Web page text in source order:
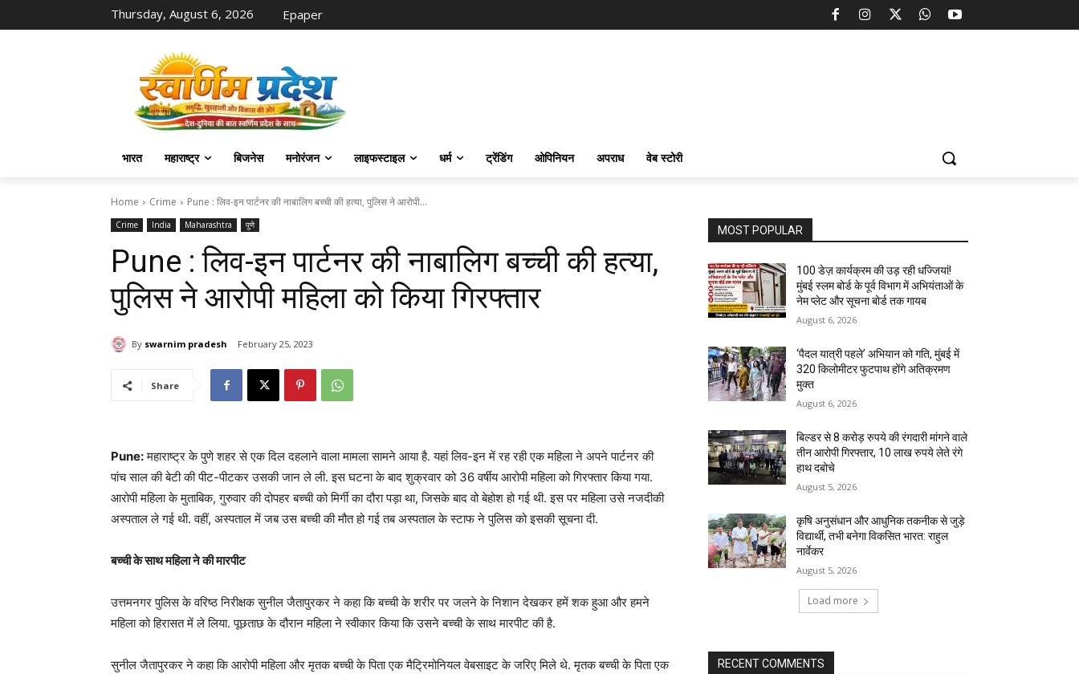
Thursday, August 6, 2026 Epaper
भारत महाराष्ट्र बिजनेस मनोरंजन लाइफस्‍टाइल धर्म ट्रेंडिंग ओपिनियन अपराध वेब स्टोरी
Home Crime Pune : लिव-इन पार्टनर की नाबालिग बच्ची की हत्या, पुलिस ने आरोपी...
Crime India Maharashtra पुणे
Pune : लिव-इन पार्टनर की नाबालिग बच्ची की हत्या,
पुलिस ने आरोपी महिला को किया गिरफ्तार
By swarnim pradesh February 25, 2023
Share
Pune:महाराष्ट्र के पुणे शहर से एक दिल दहलाने वाला मामला सामने आया है. यहां लिव-इन में रह रही एक महिला ने अपने पार्टनर की
पांच साल की बेटी की पीट-पीटकर उसकी जान ले ली. इस घटना के बाद शुक्रवार को 36 वर्षीय आरोपी महिला को गिरफ्तार किया गया.
आरोपी महिला के मुताबिक, गुरुवार की दोपहर बच्ची को मिर्गी का दौरा पड़ा था, जिसके बाद वो बेहोश हो गई थी. इस पर महिला उसे नजदीकी
अस्पताल ले गई थी. वहीं, अस्पताल में जब उस बच्ची की मौत हो गई तब अस्पताल के स्टाफ ने पुलिस को इसकी सूचना दी.
बच्ची के साथ महिला ने की मारपीट
उत्तमनगर पुलिस के वरिष्ठ निरीक्षक सुनील जैतापुरकर ने कहा कि बच्ची के शरीर पर जलने के निशान देखकर हमें शक हुआ और हमने
महिला को हिरासत में ले लिया. पूछताछ के दौरान महिला ने स्वीकार किया कि उसने बच्ची के साथ मारपीट की है.
सुनील जैतापुरकर ने कहा कि आरोपी महिला और मृतक बच्ची के पिता एक मैट्रिमोनियल वेबसाइट के जरिए मिले थे. मृतक बच्ची के पिता एक
MOST POPULAR
100 डेज़ कार्यक्रम की उड़ रही धज्जियां!
मुंबई स्लम बोर्ड के पूर्व विभाग में अभियंताओं के
नेम प्लेट और सूचना बोर्ड तक गायब
August 6, 2026
‘पैदल यात्री पहले’ अभियान को गति, मुंबई में
320 किलोमीटर फुटपाथ होंगे अतिक्रमण
मुक्त
August 6, 2026
बिल्डर से 8 करोड़ रुपये की रंगदारी मांगने वाले
तीन आरोपी गिरफ्तार, 10 लाख रुपये लेते रंगे
हाथ दबोचे
August 5, 2026
कृषि अनुसंधान और आधुनिक तकनीक से जुड़े
विद्यार्थी, तभी बनेगा विकसित भारत: राहुल
नार्वेकर
August 5, 2026
Load more
RECENT COMMENTS